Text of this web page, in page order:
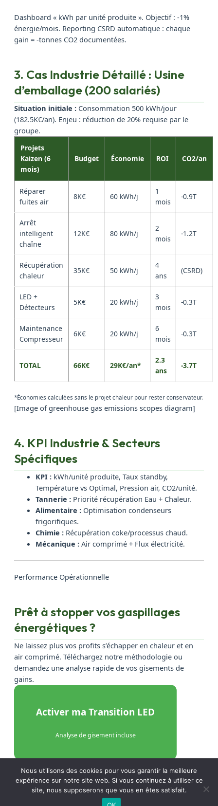
Dashboard « kWh par unité produite ». Objectif : -1%
énergie/mois. Reporting CSRD automatique : chaque
gain = -tonnes CO2 documentées.
3. Cas Industrie Détaillé : Usine
d’emballage (200 salariés)
Situation initiale : Consommation 500 kWh/jour
(182.5K€/an). Enjeu : réduction de 20% requise par le
groupe.
Projets
Kaizen (6
mois)
Budget Économie ROI CO2/an
Réparer
fuites air
8K€ 60 kWh/j
1
mois
-0.9T
Arrêt
intelligent
chaîne
12K€ 80 kWh/j
2
mois
-1.2T
Récupération
chaleur
35K€ 50 kWh/j
4
ans
(CSRD)
LED +
Détecteurs
5K€ 20 kWh/j
3
mois
-0.3T
Maintenance
Compresseur
6K€ 20 kWh/j
6
mois
-0.3T
TOTAL 66K€ 29K€/an*
2.3
ans
-3.7T
*Économies calculées sans le projet chaleur pour rester conservateur.
[Image of greenhouse gas emissions scopes diagram]
4. KPI Industrie & Secteurs
Spécifiques
KPI :kWh/unité produite, Taux standby,
Température vs Optimal, Pression air, CO2/unité.
Tannerie :Priorité récupération Eau + Chaleur.
Alimentaire :Optimisation condenseurs
frigorifiques.
Chimie :Récupération coke/processus chaud.
Mécanique :Air comprimé + Flux électricité.
Performance Opérationnelle
Prêt à stopper vos gaspillages
énergétiques ?
Ne laissez plus vos profits s’échapper en chaleur et en
air comprimé. Téléchargez notre méthodologie ou
demandez une analyse rapide de vos gisements de
gains.
Activer ma Transition LED
Analyse de gisement incluse
ROI < 6 mois Impact Scope 1 & 2 Conforme CSRD
Nous utilisons des cookies pour vous garantir la meilleure
expérience sur notre site web. Si vous continuez à utiliser ce
site, nous supposerons que vous en êtes satisfait.